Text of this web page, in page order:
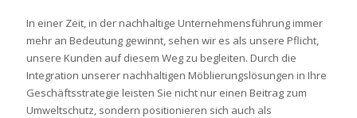
In einer Zeit, in der nachhaltige Unternehmensführung immer
mehr an Bedeutung gewinnt, sehen wir es als unsere Pflicht,
unsere Kunden auf diesem Weg zu begleiten. Durch die
Integration unserer nachhaltigen Möblierungslösungen in Ihre
Geschäftsstrategie leisten Sie nicht nur einen Beitrag zum
Umweltschutz, sondern positionieren sich auch als